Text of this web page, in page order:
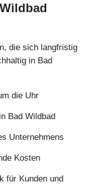
die sich langfristig
in Bad
die Uhr
Bad Wildbad
Unternehmens
Kosten
für Kunden und